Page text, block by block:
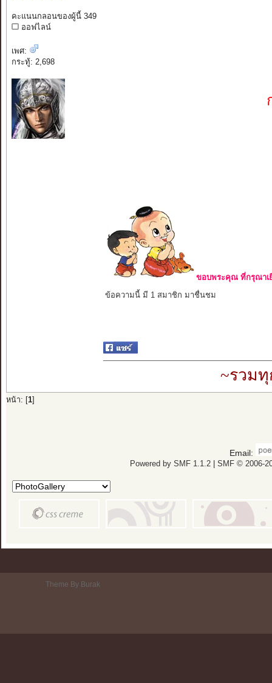
คะแนนกลอนของผู้นี้ 349
ออฟไลน์
เพศ:
กระทู้: 2,698
ขอบพระคุณ ที่กรุณาเ
ข้อความนี้ มี 1 สมาชิก มาชื่นชม
~รวมทุ
หน้า: [ 1]
Email:
Powered by SMF 1.1.2| SMF © 2006-
Theme By Burak